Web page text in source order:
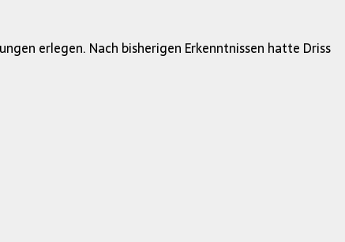
erlegen. Nach bisherigen Erkenntnissen hatte Driss